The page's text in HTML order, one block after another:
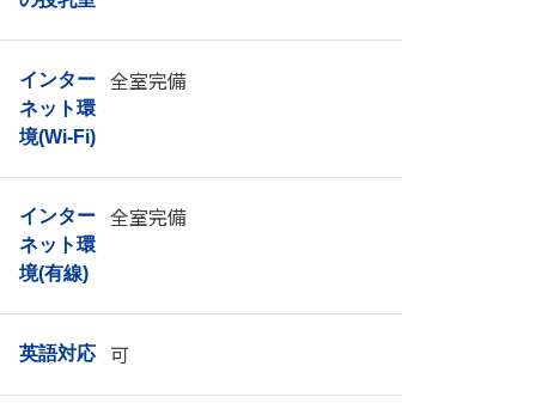
インター
ネット環
境(Wi-Fi)
全室完備
インター
ネット環
境(有線)
全室完備
英語対応 可